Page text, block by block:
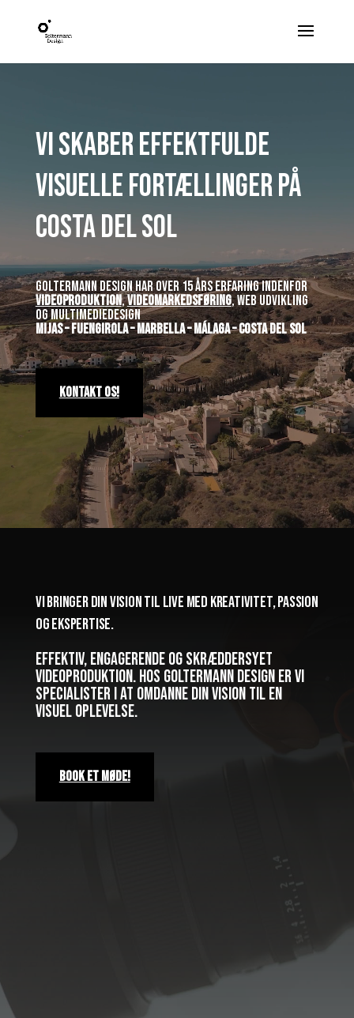
Vi skaber effektfulde
visuelle fortællinger på
Costa del Sol
Goltermann Design har over 15 års erfaring indenfor
videoproduktion,videomarkedsføring, web udvikling
og multimediedesign
Mijas – Fuengirola – Marbella – Málaga – Costa del Sol
Kontakt os!
Vi bringer din vision til live med kreativitet, passion
og ekspertise.
Effektiv, engagerende og skræddersyet
videoproduktion. Hos Goltermann Design er vi
specialister i at omdanne din vision til en
visuel oplevelse.
Book et møde!